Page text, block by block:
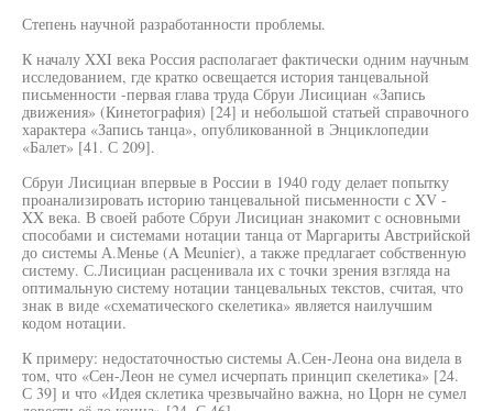
Степень научной разработанности проблемы.
К началу XXI века Россия располагает фактически одним научным
исследованием, где кратко освещается история танцевальной
письменности -первая глава труда Сбруи Лисициан «Запись
движения» (Кинетография) [24] и небольшой статьей справочного
характера «Запись танца», опубликованной в Энциклопедии
«Балет» [41. С 209].
Сбруи Лисициан впервые в России в 1940 году делает попытку
проанализировать историю танцевальной письменности с XV -
XX века. В своей работе Сбруи Лисициан знакомит с основными
способами и системами нотации танца от Маргариты Австрийской
до системы А.Менье (A Meunier), а также предлагает собственную
систему. С.Лисициан расценивала их с точки зрения взгляда на
оптимальную систему нотации танцевальных текстов, считая, что
знак в виде «схематического скелетика» является наилучшим
кодом нотации.
К примеру: недостаточностью системы А.Сен-Леона она видела в
том, что «Сен-Леон не сумел исчерпать принцип скелетика» [24.
С 39] и что «Идея склетика чрезвычайно важна, но Цорн не сумел